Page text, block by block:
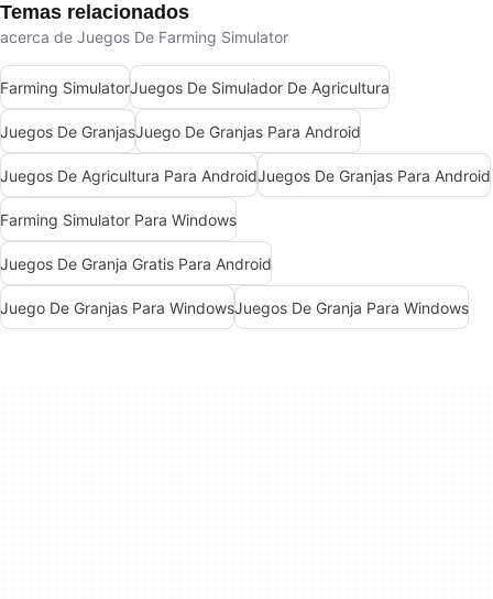
Temas relacionados
acerca de Juegos De Farming Simulator
Farming SimulatorJuegos De Simulador De Agricultura
Juegos De GranjasJuego De Granjas Para Android
Juegos De Agricultura Para AndroidJuegos De Granjas Para Android
Farming Simulator Para Windows
Juegos De Granja Gratis Para Android
Juego De Granjas Para WindowsJuegos De Granja Para Windows